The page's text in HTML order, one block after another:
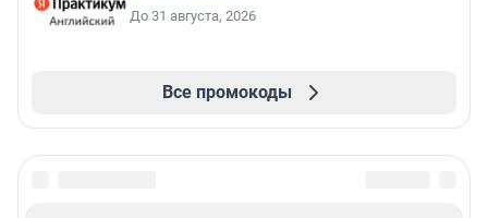
До 31 августа, 2026
Все промокоды